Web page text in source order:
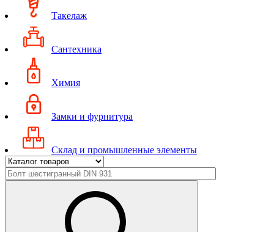
Такелаж
Сантехника
Химия
Замки и фурнитура
Склад и промышленные элементы